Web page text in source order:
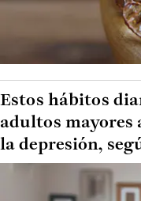
Estos hábitos
adultos
la depresión,